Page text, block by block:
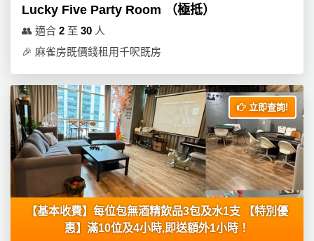
Lucky Five Party Room （極抵）
👥 適合 2 至 30 人
🎉 麻雀房既價錢租用千呎既房
立即查詢!
【基本收費】每位包無酒精飲品3包及水1支 【特別優
惠】滿10位及4小時,即送額外1小時！